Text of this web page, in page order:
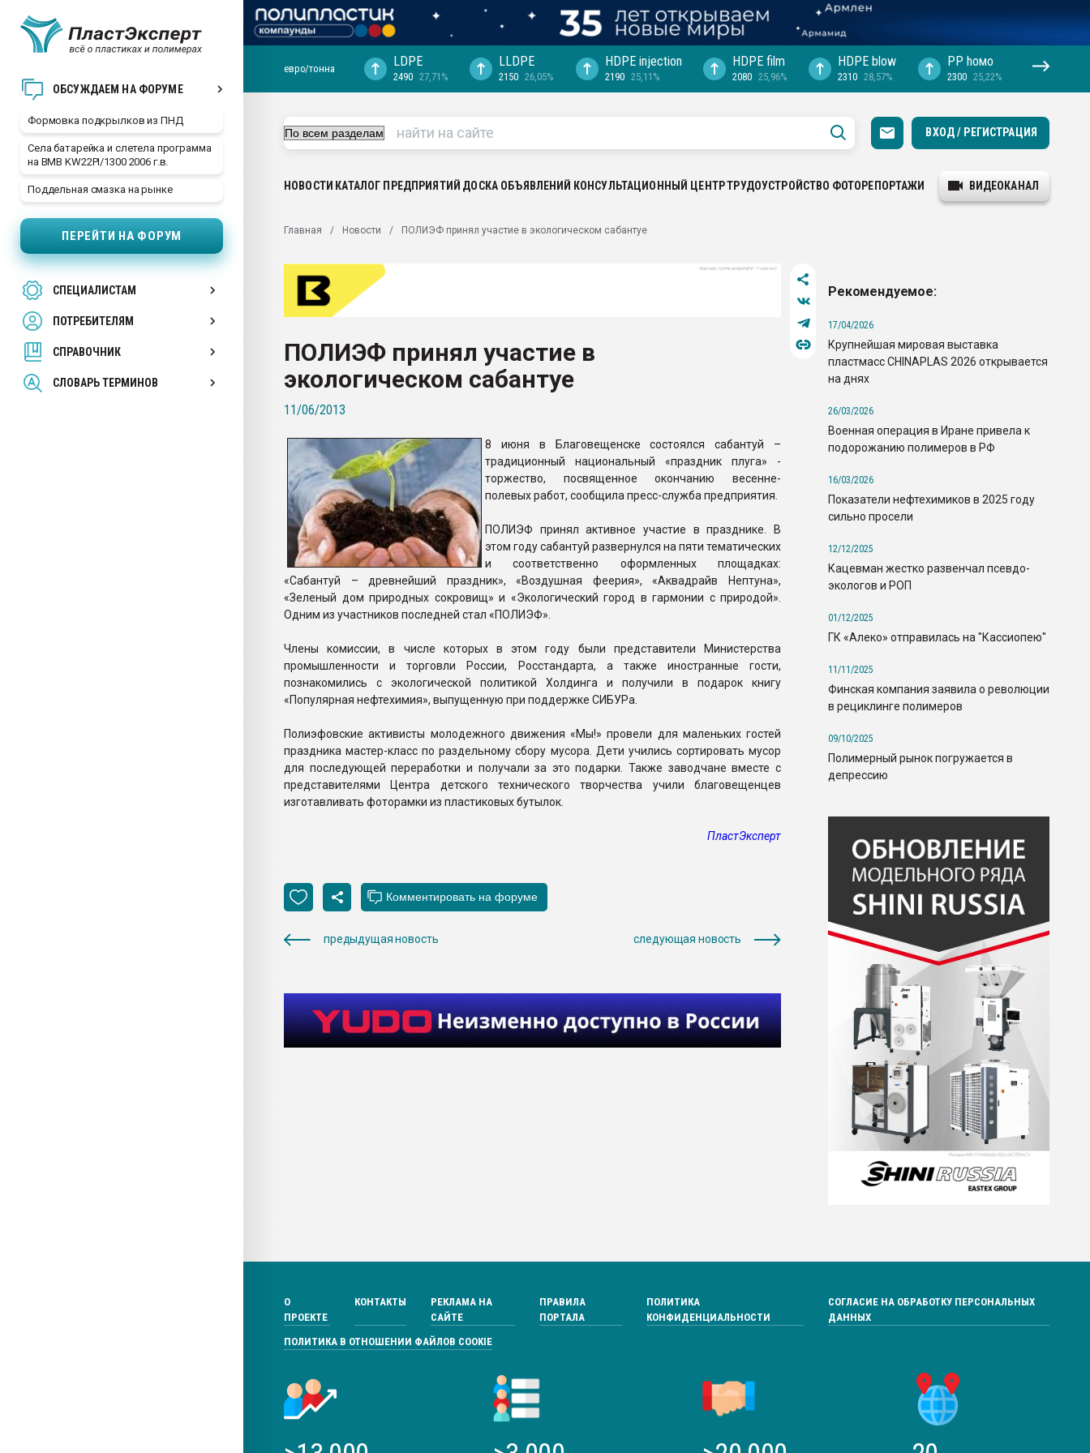
ОБСУЖДАЕМ НА ФОРУМЕ
Формовка подкрылков из ПНД
Села батарейка и слетела программа
на BMB KW22PI/1300 2006 г.в.
Поддельная смазка на рынке
ПЕРЕЙТИ НА ФОРУМ
СПЕЦИАЛИСТАМ
ПОТРЕБИТЕЛЯМ
СПРАВОЧНИК
СЛОВАРЬ ТЕРМИНОВ
29.07.2026 ФРП помог "Ижевскому
Вакуум-формовочные машины:
28.07.2026 Автоматизация выходит на
первый план в переработке
пластмасс
ситуацией на строительном рынке
Всё, что касается выдува ПЭТ
бутылок
ПЕРЕЙТИ НА ФОРУМ
евро/тонна LDPE
2490 27,71%
LLDPE
2150 26,05%
HDPE injection
2190 25,11%
HDPE film
2080 25,96%
HDPE blow
2310 28,57%
PP hомо
2300 25,22%
ВХОД / РЕГИСТРАЦИЯ
НОВОСТИ КАТАЛОГ ПРЕДПРИЯТИЙ ДОСКА ОБЪЯВЛЕНИЙ КОНСУЛЬТАЦИОННЫЙ ЦЕНТРТРУДОУСТРОЙСТВО ФОТОРЕПОРТАЖИ ВИДЕОКАНАЛ
Главная Новости ПОЛИЭФ принял участие в экологическом сабантуе
ПОЛИЭФ принял участие в
экологическом сабантуе
11/06/2013
8 июня в Благовещенске состоялся сабантуй –
традиционный национальный «праздник плуга» -
торжество, посвященное окончанию весенне-
полевых работ, сообщила пресс-служба предприятия.
ПОЛИЭФ принял активное участие в празднике. В
этом году сабантуй развернулся на пяти тематических
и соответственно оформленных площадках:
«Сабантуй – древнейший праздник», «Воздушная феерия», «Аквадрайв Нептуна»,
«Зеленый дом природных сокровищ» и «Экологический город в гармонии с природой».
Одним из участников последней стал «ПОЛИЭФ».
Члены комиссии, в числе которых в этом году были представители Министерства
промышленности и торговли России, Росстандарта, а также иностранные гости,
познакомились с экологической политикой Холдинга и получили в подарок книгу
«Популярная нефтехимия», выпущенную при поддержке СИБУРа.
Полиэфовские активисты молодежного движения «Мы!» провели для маленьких гостей
праздника мастер-класс по раздельному сбору мусора. Дети учились сортировать мусор
для последующей переработки и получали за это подарки. Также заводчане вместе с
представителями Центра детского технического творчества учили благовещенцев
изготавливать фоторамки из пластиковых бутылок.
ПластЭксперт
предыдущая новость следующая новость
Рекомендуемое:
17/04/2026
Крупнейшая мировая выставка
пластмасс CHINAPLAS 2026 открывается
на днях
26/03/2026
Военная операция в Иране привела к
подорожанию полимеров в РФ
16/03/2026
Показатели нефтехимиков в 2025 году
сильно просели
12/12/2025
Кацевман жестко развенчал псевдо-
экологов и РОП
01/12/2025
ГК «Алеко» отправилась на "Кассиопею"
11/11/2025
Финская компания заявила о революции
в рециклинге полимеров
09/10/2025
Полимерный рынок погружается в
депрессию
О
ПРОЕКТЕ
КОНТАКТЫ
РЕКЛАМА НА
САЙТЕ
ПРАВИЛА
ПОРТАЛА
ПОЛИТИКА
КОНФИДЕНЦИАЛЬНОСТИ
СОГЛАСИЕ НА ОБРАБОТКУ ПЕРСОНАЛЬНЫХ
ДАННЫХ
ПОЛИТИКА В ОТНОШЕНИИ ФАЙЛОВ COOKIE